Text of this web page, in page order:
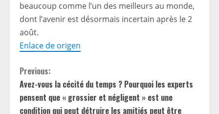
beaucoup comme l’un des meilleurs au monde,
dont l’avenir est désormais incertain après le 2
août.
Enlace de origen
C
o
Previous:
Avez-vous la cécité du temps ? Pourquoi les experts
pensent que « grossier et négligent » est une
condition qui peut détruire les amitiés peut être